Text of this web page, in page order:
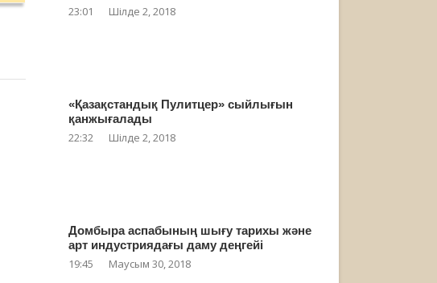
23:01 Шілде 2, 2018
«Қазақстандық Пулитцер» сыйлығын
қанжығалады
22:32 Шілде 2, 2018
Домбыра аспабының шығу тарихы және
арт индустриядағы даму деңгейі
19:45 Маусым 30, 2018